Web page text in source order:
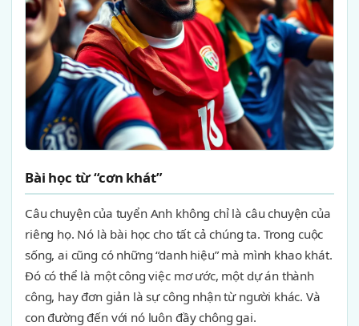
Bài học từ “cơn khát”
Câu chuyện của tuyển Anh không chỉ là câu chuyện của
riêng họ. Nó là bài học cho tất cả chúng ta. Trong cuộc
sống, ai cũng có những “danh hiệu” mà mình khao khát.
Đó có thể là một công việc mơ ước, một dự án thành
công, hay đơn giản là sự công nhận từ người khác. Và
con đường đến với nó luôn đầy chông gai.